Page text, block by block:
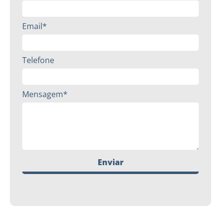
Email*
Telefone
Mensagem*
Enviar